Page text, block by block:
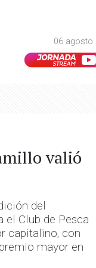
06 agosto
valió
del
el Club de Pesca
capitalino, con
mayor en